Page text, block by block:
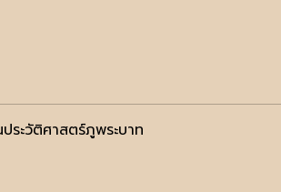
ะวัติศาสตร์ภูพระบาท